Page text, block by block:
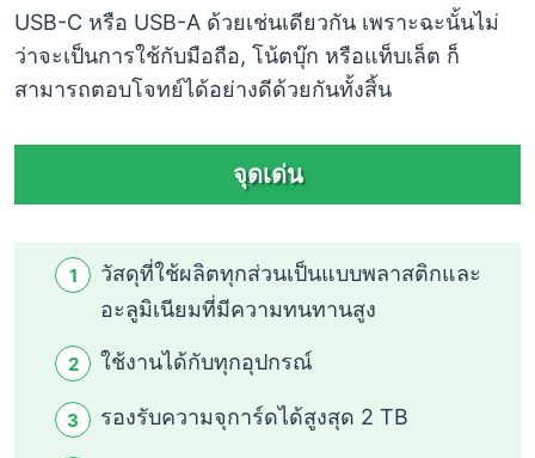
USB-C หรือ USB-A ด้วยเช่นเดียวกัน เพราะฉะนั้นไม่
ว่าจะเป็นการใช้กับมือถือ, โน้ตบุ๊ก หรือแท็บเล็ต ก็
สามารถตอบโจทย์ได้อย่างดีด้วยกันทั้งสิ้น
จุดเด่น
วัสดุที่ใช้ผลิตทุกส่วนเป็นแบบพลาสติกและ
อะลูมิเนียมที่มีความทนทานสูง
ใช้งานได้กับทุกอุปกรณ์
รองรับความจุการ์ดได้สูงสุด 2 TB